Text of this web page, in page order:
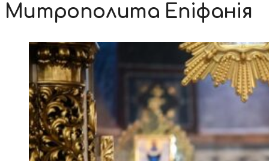
Митрополита Епіфанія